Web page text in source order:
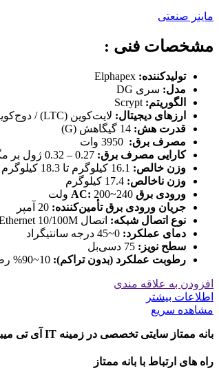
ماینر صنعتی
مشخصات فنی :
تولیدکننده:
مدل: سری DG
الگوریتم:
ارزهای دیجیتال: لایت‌کوین (LTC) / دوج‌کوین (DOGE)
قدرت هش:
مصرف برق:
کارایی مصرف برق:
وزن خالص:
وزن ناخالص:
ورودی برق AC: 200~240 ولت
جریان ورودی برق تأمین‌کننده:
نوع اتصال شبکه: اتصال RJ45 Ethernet 10/100M
دمای عملکرد:
سطح نویز:
رطوبت عملکرد (بدون تراکم):
افزودن به علاقه مندی
اطلاعات بیشتر
مشاهده سریع
بانه ممتاز سایتی تخصصی در زمینه IT آی تی میباشد که از سال 1396 تاکنون به ارایه خدمات در خصوص معرفی و مقایسه محصولات دیجیتال در شهر بانه پرداخته است.
راه های ارتباط با بانه ممتاز